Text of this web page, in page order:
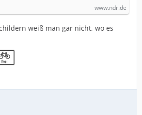
www.ndr.de
weiß man gar nicht, wo es